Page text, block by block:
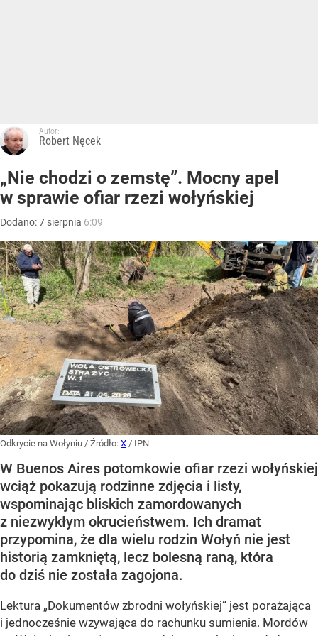
Autor:
Robert Nęcek
„Nie chodzi o zemstę”. Mocny apel
w sprawie ofiar rzezi wołyńskiej
Dodano:7 sierpnia 6:09
Odkrycie na Wołyniu / Źródło: X / IPN
W Buenos Aires potomkowie ofiar rzezi wołyńskiej
wciąż pokazują rodzinne zdjęcia i listy,
wspominając bliskich zamordowanych
z niezwykłym okrucieństwem. Ich dramat
przypomina, że dla wielu rodzin Wołyń nie jest
historią zamkniętą, lecz bolesną raną, która
do dziś nie została zagojona.
Lektura „Dokumentów zbrodni wołyńskiej” jest porażająca
i jednocześnie wzywająca do rachunku sumienia. Mordów